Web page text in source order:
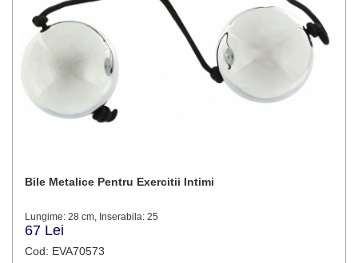
Bile Metalice Pentru Exercitii Intimi
Lungime: 28 cm, Inserabila: 25
67 Lei
Cod: EVA70573